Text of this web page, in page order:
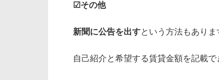
☑その他
新聞に公告を出すという方法もありま
自己紹介と希望する賃貸金額を記載で